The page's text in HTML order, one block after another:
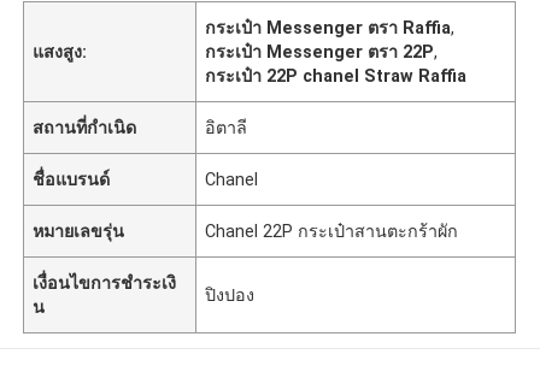
แสงสูง:
กระเป๋า Messenger ตรา Raffia,
กระเป๋า Messenger ตรา 22P,
กระเป๋า 22P chanel Straw Raffia
สถานที่กำเนิด อิตาลี
ชื่อแบรนด์ Chanel
หมายเลขรุ่น Chanel 22P กระเป๋าสานตะกร้าผัก
เงื่อนไขการชำระเงิ
น
ปิงปอง